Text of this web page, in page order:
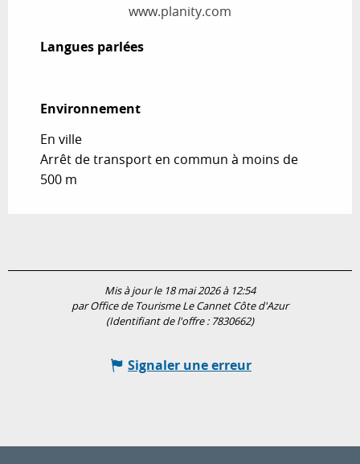
www.planity.com
Langues parlées
Langues parlées
Environnement
Environnement
En ville
Arrêt de transport en commun à moins de
500 m
Mis à jour le 18 mai 2026 à 12:54
par Office de Tourisme Le Cannet Côte d'Azur
(Identifiant de l'offre : 7830662)
Signaler une erreur